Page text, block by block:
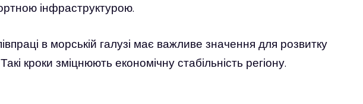
інфраструктурою.
в морській галузі має важливе значення для розвитку
кроки зміцнюють економічну стабільність регіону.